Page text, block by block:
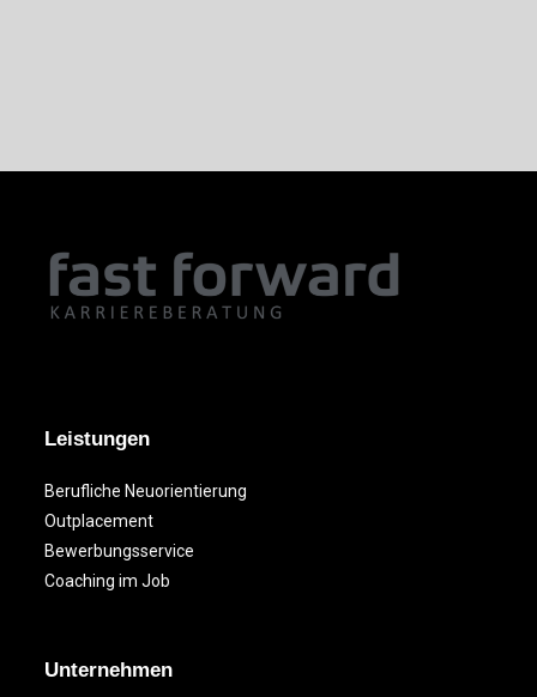
Leistungen
Berufliche Neuorientierung
Outplacement
Bewerbungsservice
Coaching im Job
Unternehmen